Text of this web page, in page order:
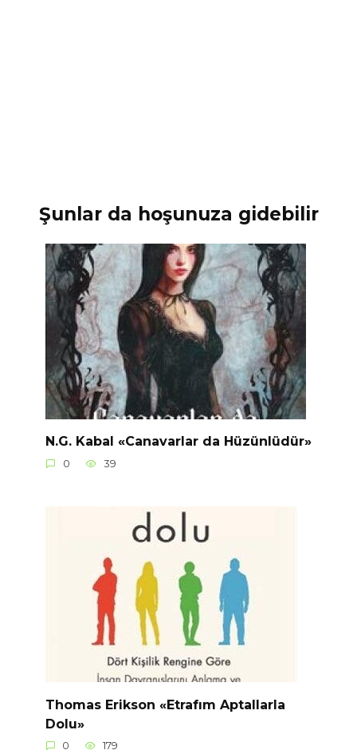
Şunlar da hoşunuza gidebilir
N.G. Kabal «Canavarlar da Hüzünlüdür»
0 39
Thomas Erikson «Etrafım Aptallarla
Dolu»
0 179